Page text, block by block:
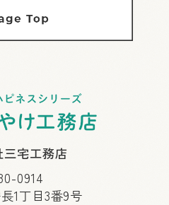
宅工務店
0914
1丁目3番9号